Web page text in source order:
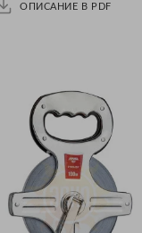
ОПИСАНИЕ В PDF